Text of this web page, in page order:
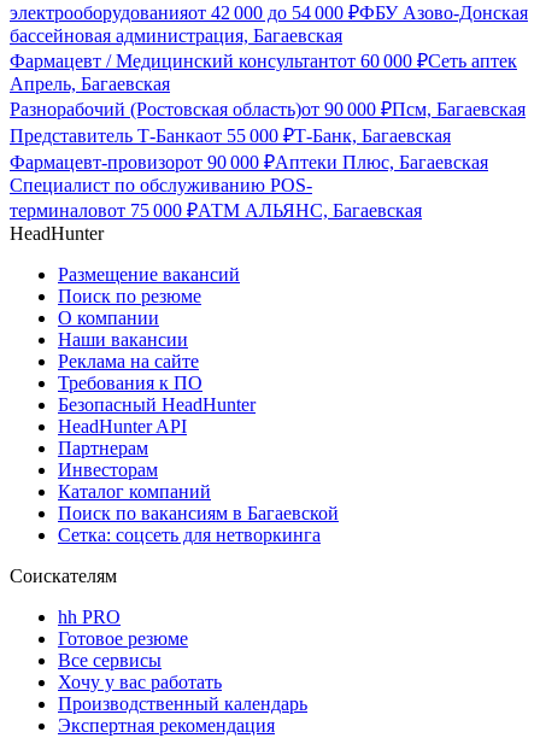
электрооборудованияот 42 000 до 54 000 ₽ФБУ Азово-Донская
бассейновая администрация, Багаевская
Фармацевт / Медицинский консультантот 60 000 ₽Сеть аптек
Апрель, Багаевская
Разнорабочий (Ростовская область)от 90 000 ₽Псм, Багаевская
Представитель Т-Банкаот 55 000 ₽Т-Банк, Багаевская
Фармацевт-провизорот 90 000 ₽Аптеки Плюс, Багаевская
Специалист по обслуживанию POS-
терминаловот 75 000 ₽АТМ АЛЬЯНС, Багаевская
HeadHunter
Размещение вакансий
Поиск по резюме
О компании
Наши вакансии
Реклама на сайте
Требования к ПО
Безопасный HeadHunter
HeadHunter API
Партнерам
Инвесторам
Каталог компаний
Поиск по вакансиям в Багаевской
Сетка: соцсеть для нетворкинга
Соискателям
hh PRO
Готовое резюме
Все сервисы
Хочу у вас работать
Производственный календарь
Экспертная рекомендация